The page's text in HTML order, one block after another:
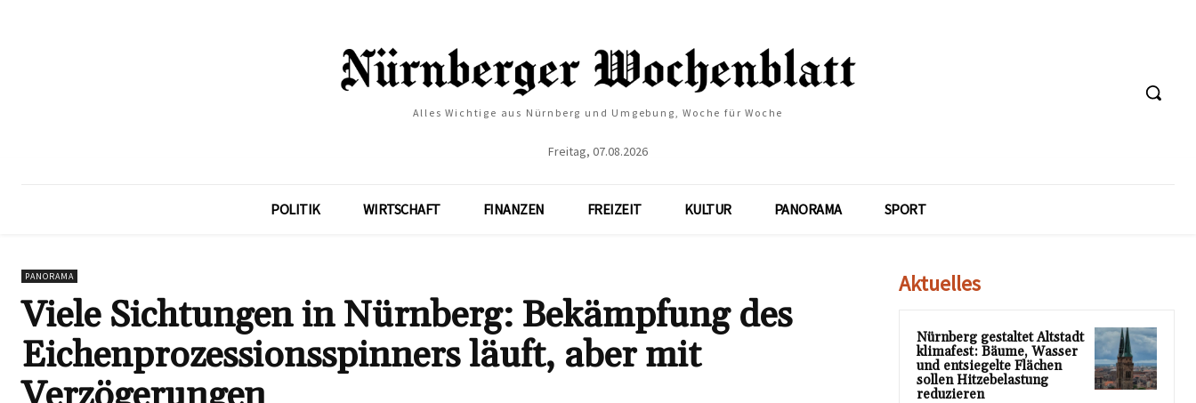
Alles Wichtige aus Nürnberg und Umgebung, Woche für Woche
Freitag, 07.08.2026
POLITIK WIRTSCHAFT FINANZEN FREIZEIT KULTUR PANORAMA SPORT
PANORAMA
Viele Sichtungen in Nürnberg: Bekämpfung des
Eichenprozessionsspinners läuft, aber mit
Aktuelles
Nürnberg gestaltet Altstadt
klimafest: Bäume, Wasser
und entsiegelte Flächen
sollen Hitzebelastung
reduzieren